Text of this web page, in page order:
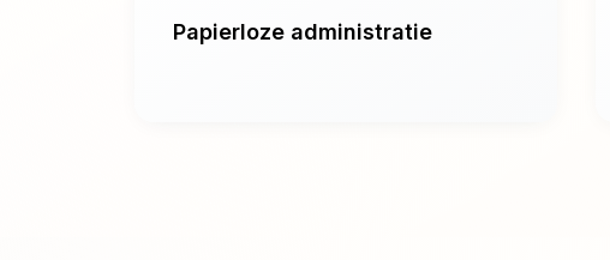
Papierloze administratie